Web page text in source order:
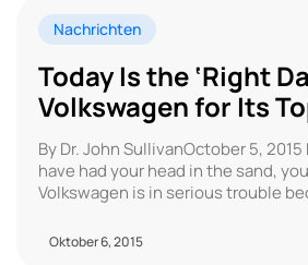
Nachrichten
Today Is the ‘Right
Volkswagen for Its
By Dr. John SullivanOctober 5, 2015
have had your head in the sand,
Volkswagen is in serious trouble
Oktober 6, 2015